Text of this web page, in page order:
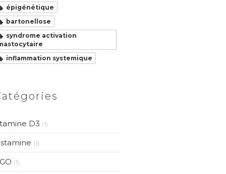
épigénétique
bartonellose
syndrome activation
inflammation systemique
D3 (1)
(1)
(1)